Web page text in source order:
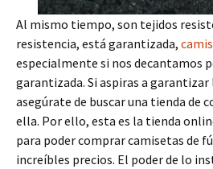
Al mismo tiempo, son tejidos
resistencia, está garantizada,
especialmente si nos decantamos
garantizada. Si aspiras a
asegúrate de buscar una tienda de
ella. Por ello, esta es la tienda
para poder comprar camisetas de
increíbles precios. El poder de lo